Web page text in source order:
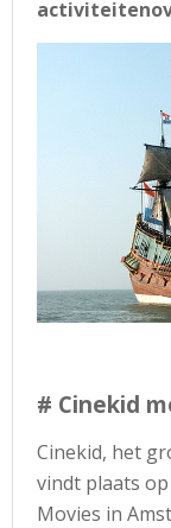
# Cinekid
Cinekid, het
vindt plaats
Movies in